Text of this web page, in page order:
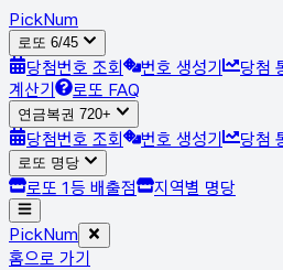
PickNum
로또 6/45
당첨번호 조회 번호 생성기 당첨
계산기
로또 FAQ
연금복권 720+
당첨번호 조회 번호 생성기 당첨
로또 명당
로또 1등 배출점 지역별 명당
PickNum
홈으로 가기